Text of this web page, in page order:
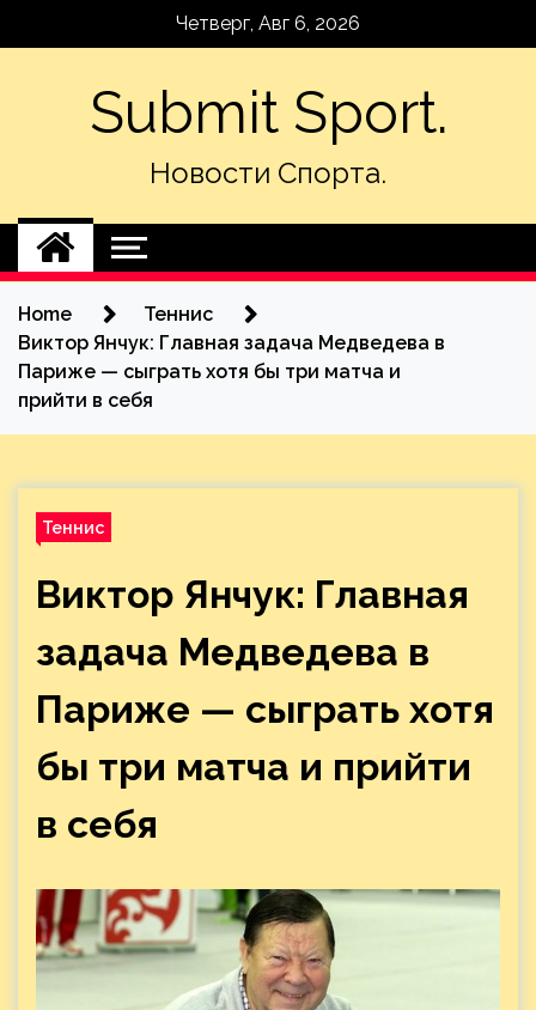
Четверг, Авг 6, 2026
Submit Sport.
Новости Спорта.
Home
Теннис
Виктор Янчук: Главная задача Медведева в
Париже — сыграть хотя бы три матча и
прийти в себя
Теннис
Виктор Янчук: Главная
задача Медведева в
Париже — сыграть хотя
бы три матча и прийти
в себя